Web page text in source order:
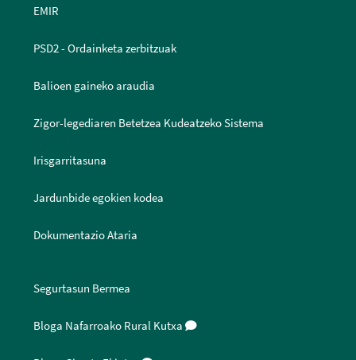
EMIR
PSD2 - Ordainketa zerbitzuak
Balioen gaineko araudia
Zigor-legediaren Betetzea Kudeatzeko Sistema
Irisgarritasuna
Jardunbide egokien kodea
Dokumentazio Ataria
Segurtasun Bermea
Bloga Nafarroako Rural Kutxa